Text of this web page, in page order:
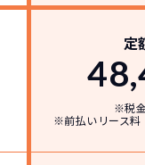
定
※税
※前払いリース料
常に新車なので
月